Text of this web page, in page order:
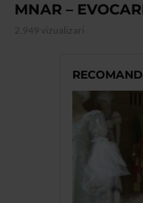
MNAR –
2.949 vizualizari